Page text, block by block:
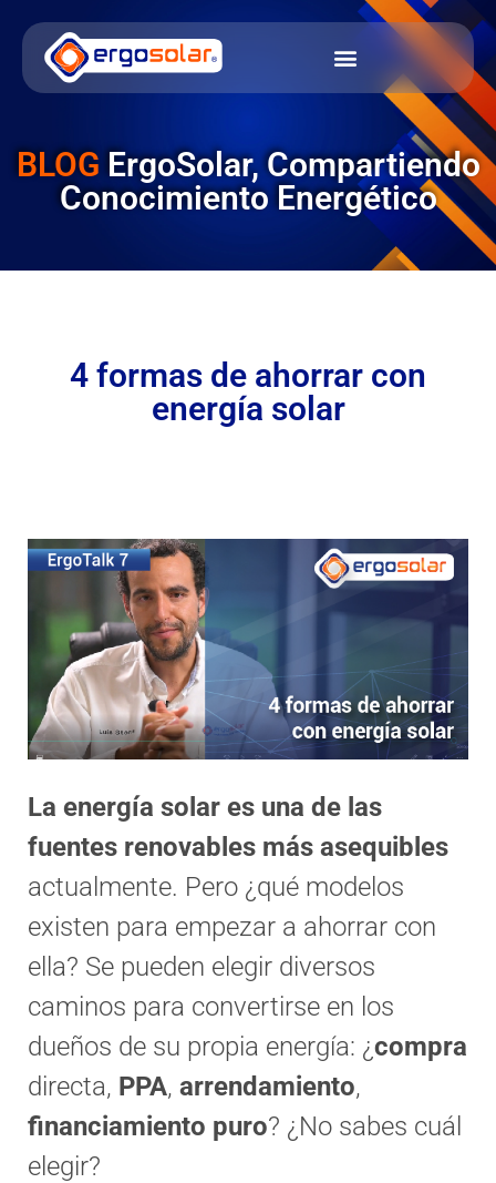
BLOG ErgoSolar, Compartiendo
Conocimiento Energético
4 formas de ahorrar con
energía solar
La energía solar es una de las
fuentes renovables más asequibles
actualmente. Pero ¿qué modelos
existen para empezar a ahorrar con
ella? Se pueden elegir diversos
caminos para convertirse en los
dueños de su propia energía: ¿compra
directa, PPA, arrendamiento,
financiamiento puro? ¿No sabes cuál
elegir?